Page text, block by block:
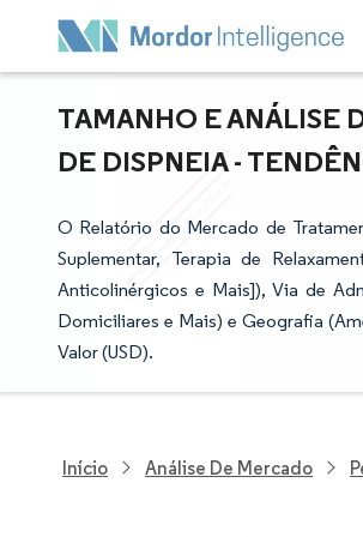
TAMANHO E ANÁLISE
DE DISPNEIA -
O Relatório do Mercado de
Suplementar, Terapia de
Anticolinérgicos e Mais]), Via de
Domiciliares e Mais) e Geografia
Valor (USD).
Início Análise De Mercado